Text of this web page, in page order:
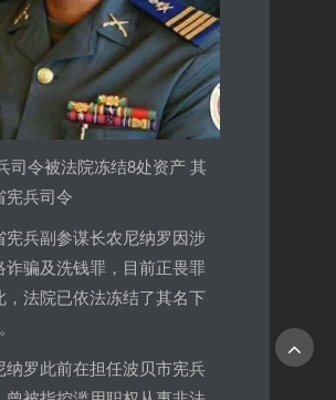
司令被法院冻结8处资产 其
宪兵司令
宪兵副参谋长农尼纳罗因涉
诈骗及洗钱罪，目前正畏罪
，法院已依法冻结了其名下
纳罗此前在担任波贝市宪兵